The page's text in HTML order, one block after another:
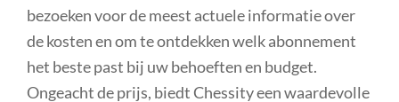
bezoeken voor de meest actuele informatie over
de kosten en om te ontdekken welk abonnement
het beste past bij uw behoeften en budget.
Ongeacht de prijs, biedt Chessity een waardevolle